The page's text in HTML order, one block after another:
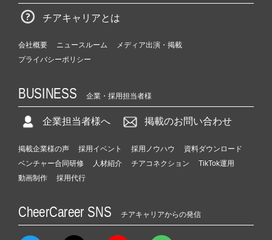
チアキャリアとは
会社概要 ニュースルーム
メディア出演・掲載
プライバシーポリシー
BUSINESS 企業・採用担当者様
企業担当者様へ 掲載のお問い合わせ
掲載企業様の声 採用イベント 採用ノウハウ
資料ダウンロード
ベンチャー合同研修
人材紹介 チアコネクション
TikTok運用
動画制作
採用代行
CheerCareer SNS チアキャリアからの発信